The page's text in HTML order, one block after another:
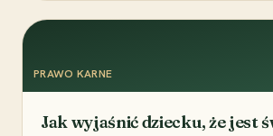
PRAWO KARNE
Jak wyjaśnić dziecku, że jest